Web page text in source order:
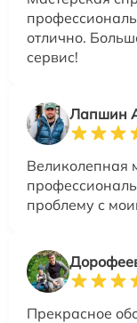
отлично.
сервис!
Лапшин
Великолепная
проблему с
Прекрасное